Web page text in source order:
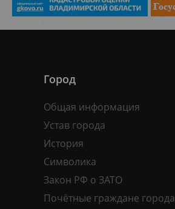
Город
Общая информация
Устав города
История
Символика
Закон РФ о ЗАТО
Почётные граждане города